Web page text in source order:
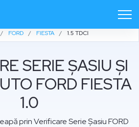
FORD FIESTA 1.5 TDCI
SERIE ȘASIU ȘI
FORD FIESTA
1.0
prin Verificare Serie Șasiu FORD